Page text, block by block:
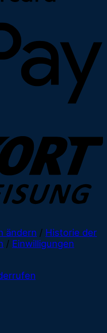
ändern / Historie der
/ Einwilligungen